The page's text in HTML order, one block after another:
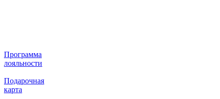
Программа
лояльности
Подарочная
карта